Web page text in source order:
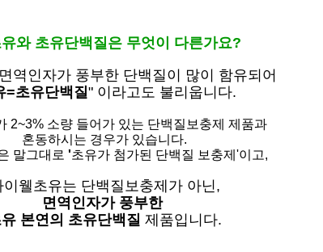
와 초유단백질은 무엇이 다른가요?
면역인자가 풍부한 단백질이 많이 함유되어
=초유단백질" 이라고도 불리웁니다.
2~3% 소량 들어가 있는 단백질보충제 제품과
혼동하시는 경우가 있습니다.
말그대로 '초유가 첨가된 단백질 보충제'이고,
이웰초유는 단백질보충제가 아닌,
면역인자가 풍부한
본연의 초유단백질 제품입니다.